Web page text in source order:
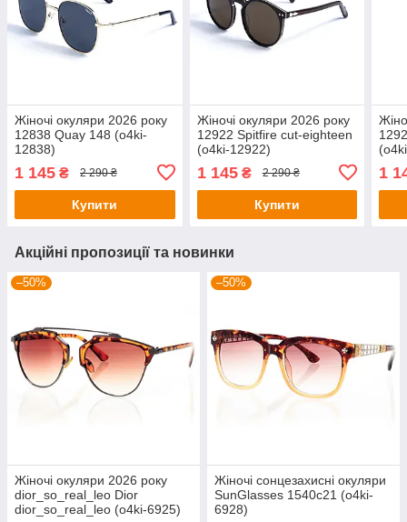
Жіночі окуляри 2026 року
12838 Quay 148 (o4ki-
12838)
1 145 ₴ 2 290 ₴
Купити
Жіночі окуляри 2026 року
12922 Spitfire cut-eighteen
(o4ki-12922)
1 145₴ 2 290 ₴
Купити
1
Акційні пропозиції та новинки
–50%
Жіночі окуляри 2026 року
dior_so_real_leo Dior
dior_so_real_leo (o4ki-6925)
–50%
Жіночі сонцезахисні окуляри
SunGlasses 1540c21 (o4ki-
6928)